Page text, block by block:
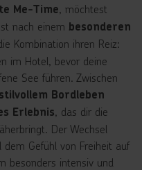
Me-Time, möchtest
nach einem besonderen
Kombination ihren Reiz:
im Hotel, bevor deine
See führen. Zwischen
stilvollem Bordleben
Erlebnis, das dir die
Der Wechsel
Gefühl von Freiheit auf
besonders intensiv und